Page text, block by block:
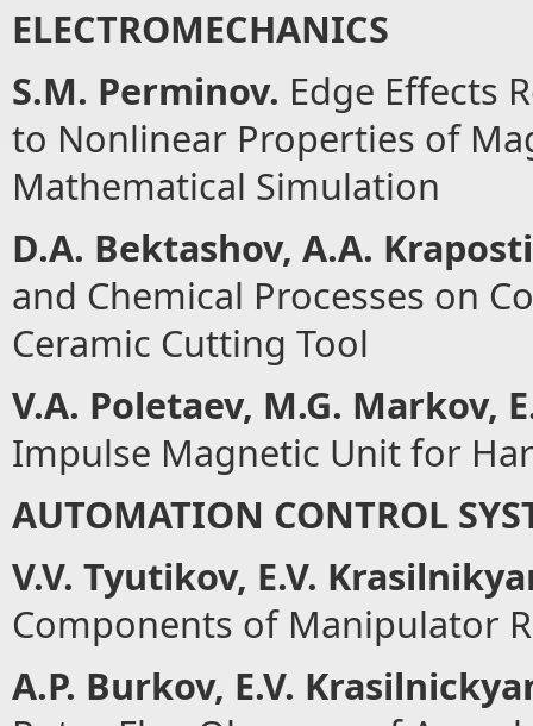
ELECTROMECHANICS
S.M. Perminov. Еdge Effects
to Nonlinear Properties of
Mathematical Simulation
D.А. Bektashov, А.А.
and Chemical Processes on
Ceramic Cutting Tool
V.А. Poletaev, M.G. Markov,
Impulse Magnetic Unit for
AUTOMATION CONTROL
V.V. Tyutikov, E.V.
Components of Manipulator
А.P. Burkov, E.V.